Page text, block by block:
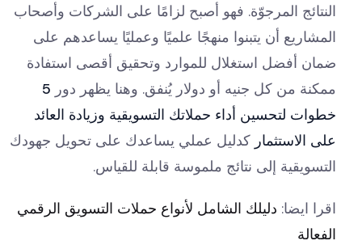
النتائج المرجوّة. فهو أصبح لزامًا على الشركات وأصحاب
المشاريع أن يتبنوا منهجًا علميًا وعمليًا يساعدهم على
ضمان أفضل استغلال للموارد وتحقيق أقصى استفادة
ممكنة من كل جنيه أو دولار يُنفق. وهنا يظهر دور 5
خطوات لتحسين أداء حملاتك التسويقية وزيادة العائد
على الاستثمار كدليل عملي يساعدك على تحويل جهودك
التسويقية إلى نتائج ملموسة قابلة للقياس.
اقرا ايضا: دليلك الشامل لأنواع حملات التسويق الرقمي
الفعالة